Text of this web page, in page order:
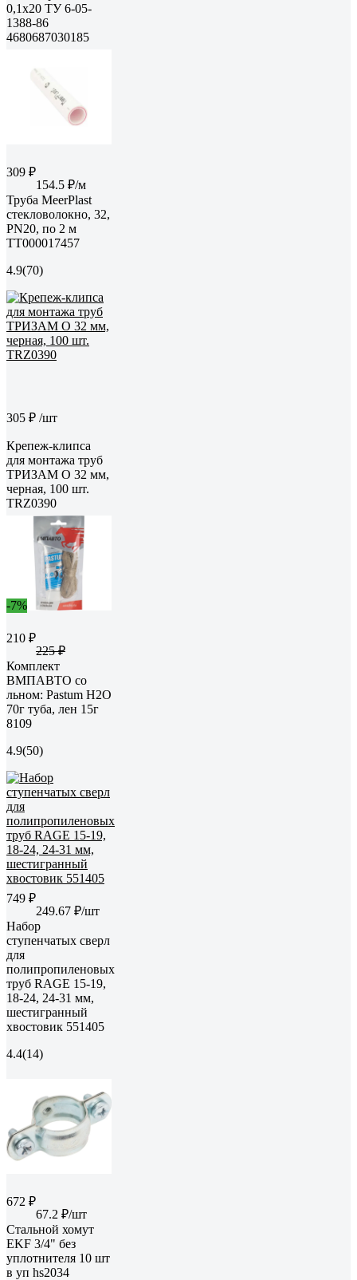
0,1x20 ТУ 6-05-
1388-86
4680687030185
309 ₽
154.5 ₽/м
Труба MeerPlast
стекловолокно, 32,
PN20, по 2 м
ТТ000017457
4.9(70)
305 ₽ /шт
Крепеж-клипса
для монтажа труб
ТРИЗАМ O 32 мм,
черная, 100 шт.
TRZ0390
-7%
210 ₽
225 ₽
Комплект
ВМПАВТО со
льном: Pastum H2O
70г туба, лен 15г
8109
4.9(50)
749 ₽
249.67 ₽/шт
Набор
ступенчатых сверл
для
полипропиленовых
труб RAGE 15-19,
18-24, 24-31 мм,
шестигранный
хвостовик 551405
4.4(14)
672 ₽
67.2 ₽/шт
Стальной хомут
EKF 3/4" без
уплотнителя 10 шт
в уп hs2034